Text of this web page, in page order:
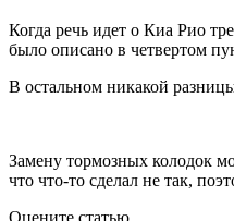
Когда речь идет о Киа Рио
было описано в четвертом
В остальном никакой
Замену тормозных колодок
что что-то сделал не так,
Оцените статью